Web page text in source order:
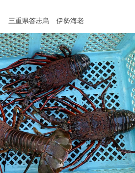
三重県答志島 伊勢海老